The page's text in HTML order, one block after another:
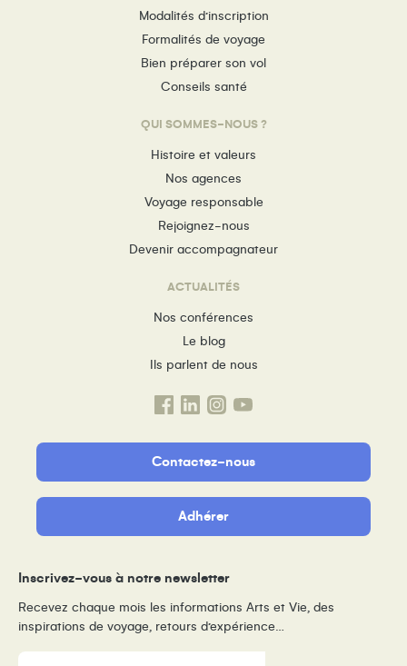
Modalités d’inscription
Formalités de voyage
Bien préparer son vol
Conseils santé
QUI SOMMES-NOUS ?
Histoire et valeurs
Nos agences
Voyage responsable
Rejoignez-nous
Devenir accompagnateur
ACTUALITÉS
Nos conférences
Le blog
Ils parlent de nous
Contactez-nous
Adhérer
Inscrivez-vous à notre newsletter
Recevez chaque mois les informations Arts et Vie, des
inspirations de voyage, retours d’expérience…
E-